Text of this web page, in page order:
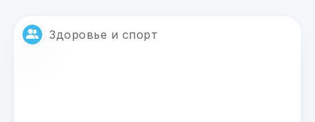
Здоровье и спорт